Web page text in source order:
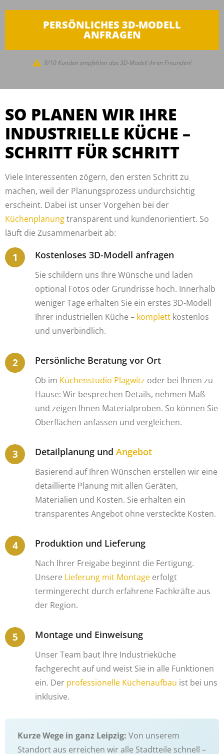
PERSÖNLICHES 3D-MODELL
ANFRAGEN
9/10 Kunden empfehlen das 3D-Modell ihren Freunden!
SO PLANEN WIR IHRE
INDUSTRIELLE KÜCHE –
SCHRITT FÜR SCHRITT
Viele Interessenten zögern, den ersten Schritt zu
machen, weil der Planungsprozess undurchsichtig
erscheint. Dabei ist unser Vorgehen bei der
Küchenplanungtransparent und kundenorientiert. So
läuft die Zusammenarbeit ab:
Kostenloses 3D-Modell anfragen
Sie schildern uns Ihre Wünsche und laden
optional Fotos oder Grundrisse hoch. Innerhalb
weniger Tage erhalten Sie ein erstes 3D-Modell
Ihrer industriellen Küche – komplett kostenlos
und unverbindlich.
Persönliche Beratung vor Ort
Ob im Küchenstudio Plagwitz oder bei Ihnen zu
Hause: Wir besprechen Details, nehmen Maß
und zeigen Ihnen Materialproben. So können Sie
Oberflächen anfassen und vergleichen.
Detailplanung und Angebot
Basierend auf Ihren Wünschen erstellen wir eine
detaillierte Planung mit allen Geräten,
Materialien und Kosten. Sie erhalten ein
transparentes Angebot ohne versteckte Kosten.
Produktion und Lieferung
Nach Ihrer Freigabe beginnt die Fertigung.
Unsere Lieferung mit Montage erfolgt
termingerecht durch erfahrene Fachkräfte aus
der Region.
Montage und Einweisung
Unser Team baut Ihre Industrieküche
fachgerecht auf und weist Sie in alle Funktionen
ein. Der professionelle Küchenaufbau ist bei uns
inklusive.
Kurze Wege in ganz Leipzig: Von unserem
Standort aus erreichen wir alle Stadtteile schnell –